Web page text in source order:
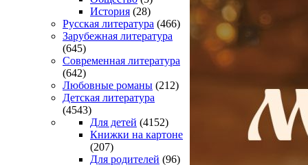
История (28)
Русская литература (466)
Зарубежная литература
(645)
Современная литература
(642)
Любовные романы (212)
Детская литература
(4543)
Для детей (4152)
Книжки на картоне
(207)
Для родителей (96)